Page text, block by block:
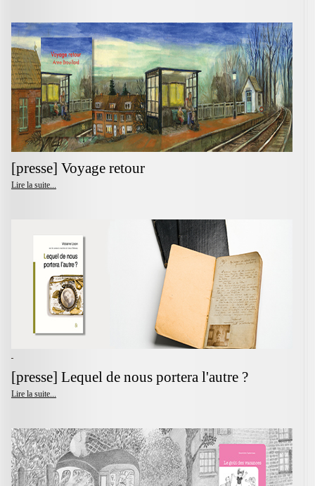
[presse] Voyage retour
Lire la suite...
[presse] Lequel de nous portera l'autre ?
Lire la suite...